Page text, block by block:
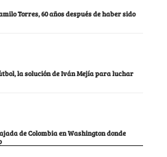
Torres, 60 años después de haber sido
la solución de Iván Mejía para luchar
de Colombia en Washington donde